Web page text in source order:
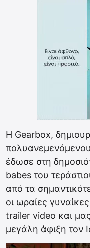
Η Gearbox,
έδωσε στη
babes του
από τα
οι ωραίες
trailer video και
μεγάλη άφιξη τον